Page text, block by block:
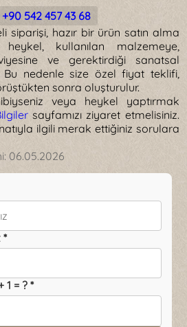
+90 542 457 43 68
siparişi, hazır bir ürün satın alma
kullanılan malzemeye,
ve gerektirdiği sanatsal
Bu nedenle size özel fiyat teklifi,
sonra oluşturulur.
veya heykel yaptırmak
sayfamızı ziyaret etmelisiniz.
ilgili merak ettiğiniz sorulara
06.05.2026
*
1 = ? *